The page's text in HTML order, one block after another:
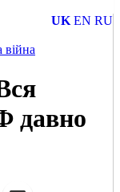
UK EN RU
війна
давно